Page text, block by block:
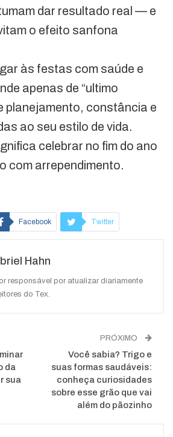
dar resultado real — e
o efeito sanfona
às festas com saúde e
apenas de “ultimo
planejamento, constância e
ao seu estilo de vida.
celebrar no fim do ano
com arrependimento.
Facebook Twitter
Hahn
responsável por atualizar diariamente
do Tex.
da
sua
PRÓXIMO
Você sabia? Trigo e
suas formas saudáveis:
conheça curiosidades
sobre esse grão que vai
além do pãozinho